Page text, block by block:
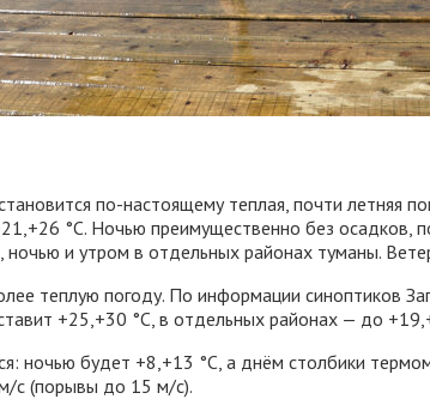
по-настоящему теплая, почти летняя
°C. Ночью преимущественно без осадков,
ночью и утром в отдельных районах туманы.
теплую погоду. По информации синоптиков
+25,+30 °C, в отдельных районах — до
ночью будет +8,+13 °C, а днём столбики
с (порывы до 15 м/с).